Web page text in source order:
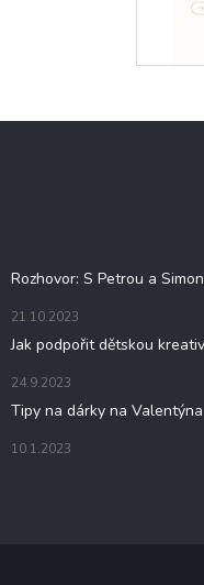
Rozhovor: S Petrou a
21.10.2023
Jak podpořit dětskou
24.9.2023
Tipy na dárky na Valentýna
10.1.2023